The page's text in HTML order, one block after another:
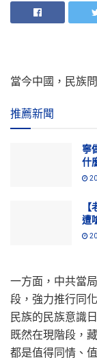
當今中國，民族
推薦新聞
寧
什
遭
一方面，中共當
段，強力推行同
民族的民族意識
既然在現階段，
都是值得同情、